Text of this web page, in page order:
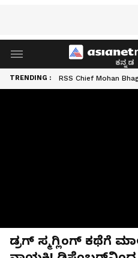
ಕನ್ನಡ
TRENDING : RSS Chief Mohan
ಡ್ರಗ್ ಸ್ಮಗ್ಲಿಂಗ್ ಕಥೆಗೆ